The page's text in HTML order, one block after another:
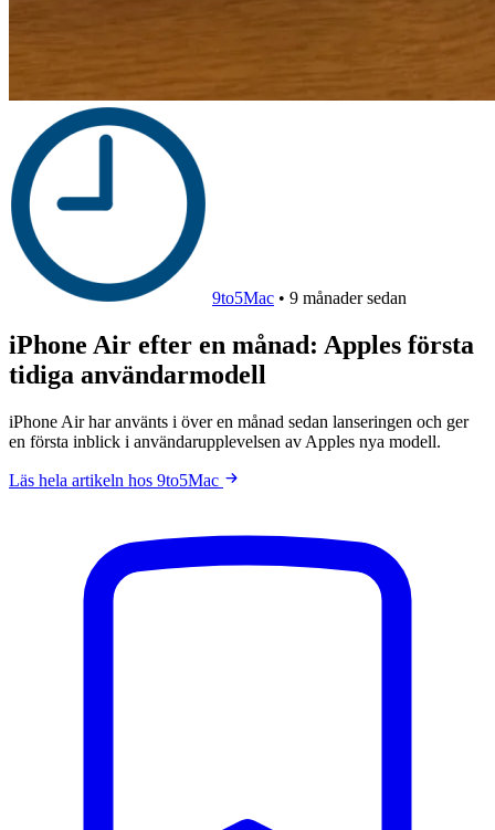
9to5Mac • 9 månader sedan
iPhone Air efter en månad: Apples första
tidiga användarmodell
iPhone Air har använts i över en månad sedan lanseringen och ger
en första inblick i användarupplevelsen av Apples nya modell.
Läs hela artikeln hos 9to5Mac